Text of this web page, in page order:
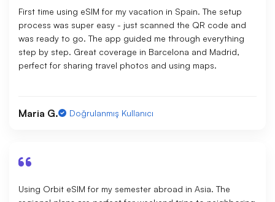
First time using eSIM for my vacation in Spain. The setup
process was super easy - just scanned the QR code and
was ready to go. The app guided me through everything
step by step. Great coverage in Barcelona and Madrid,
perfect for sharing travel photos and using maps.
Maria G. Doğrulanmış Kullanıcı
Using Orbit eSIM for my semester abroad in Asia. The